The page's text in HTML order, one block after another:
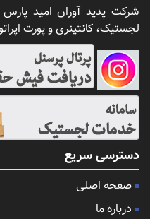
شرکت پدید آوران امید پارس
لجستیک، کانتینری و پورت
دسترسی سریع
صفحه اصلی
درباره ما